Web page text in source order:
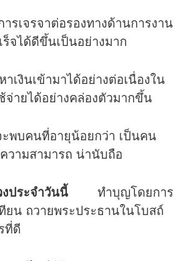
รจาต่อรองทางด้านการงาน
จได้ดีขึ้นเป็นอย่างมาก
เข้ามาได้อย่างต่อเนื่องใน
ายได้อย่างคล่องตัวมากขึ้น
คนที่อายุน้อยกว่า เป็นคน
วามสามารถ น่านับถือ
ประจำวันนี้ ทำบุญโดยการ
ยน ถวายพระประธานในโบสถ์
ที่ดี